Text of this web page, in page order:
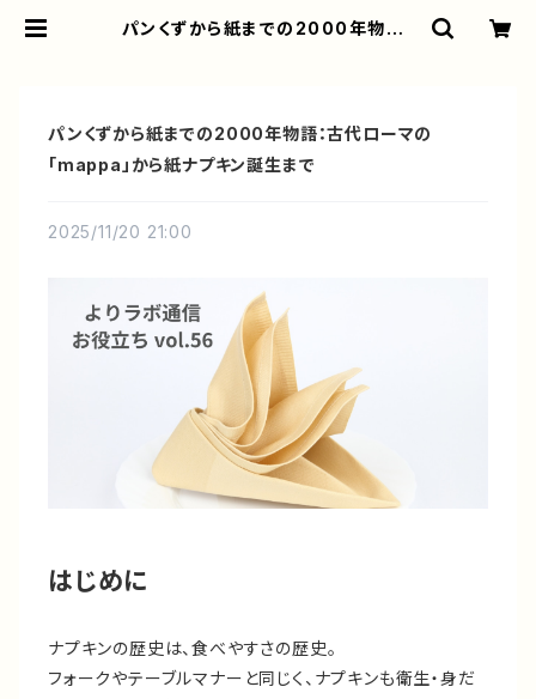
パンくずから紙までの2000年物語：
パンくずから紙までの2000年物語：古代ローマの
「mappa」から紙ナプキン誕生まで
2025/11/20 21:00
はじめに
ナプキンの歴史は、食べやすさの歴史。
フォークやテーブルマナーと同じく、ナプキンも衛生・身だ